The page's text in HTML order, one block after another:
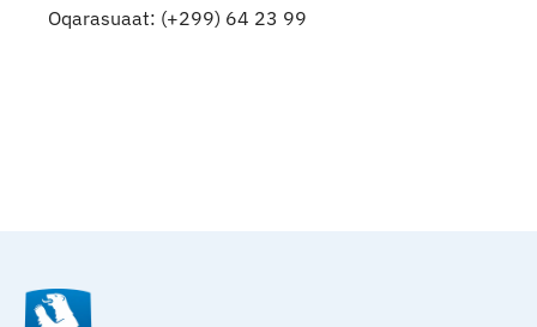
Oqarasuaat: (+299) 64 23 99